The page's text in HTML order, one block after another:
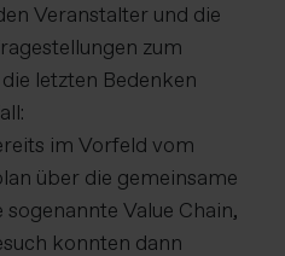
Veranstalter und die
zum
letzten Bedenken
im Vorfeld vom
über die gemeinsame
Value Chain,
konnten dann